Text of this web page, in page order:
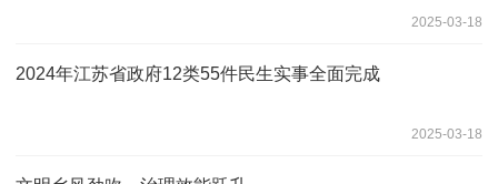
2025-03-18
2024年江苏省政府12类55件民生实事全面完成
2025-03-18